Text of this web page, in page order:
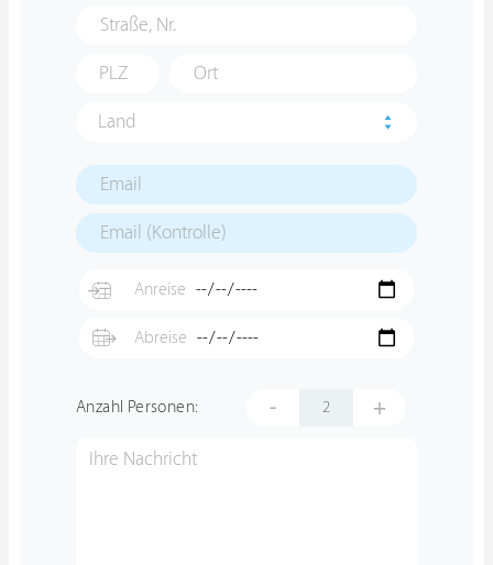
Land
Anzahl Personen: - +